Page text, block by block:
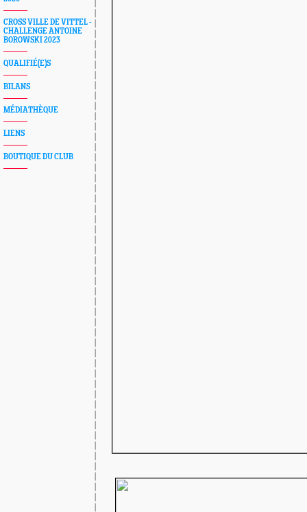
CROSS VILLE DE VITTEL -
CHALLENGE ANTOINE
BOROWSKI 2023
QUALIFIÉ(E)S
BILANS
MÉDIATHÈQUE
LIENS
BOUTIQUE DU CLUB